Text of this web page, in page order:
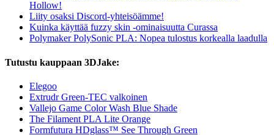
Hollow!
Liity osaksi Discord-yhteisöämme!
Kuinka käyttää fuzzy skin -ominaisuutta Curassa
Polymaker PolySonic PLA: Nopea tulostus korkealla laadulla
Tutustu kauppaan 3DJake:
Elegoo
Extrudr Green-TEC valkoinen
Vallejo Game Color Wash Blue Shade
The Filament PLA Lite Orange
Formfutura HDglass™ See Through Green